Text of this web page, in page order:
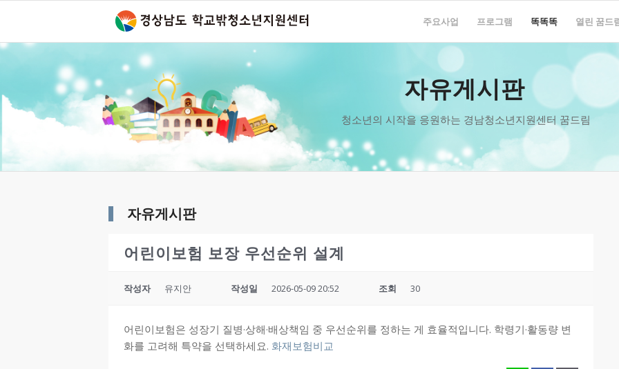
주요사업 프로그램 똑똑똑 열린 꿈드
자유게시판
청소년의 시작을 응원하는 경남청소년지원센터 꿈드림
자유게시판
어린이보험 보장 우선순위 설계
작성자 유지안 작성일 2026-05-09 20:52 조회 30
어린이보험은 성장기 질병·상해·배상책임 중 우선순위를 정하는 게 효율적입니다. 학령기·활동량 변
화를 고려해 특약을 선택하세요. 화재보험비교